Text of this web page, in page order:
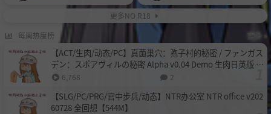
更多NO R18
每周热度榜
更多 »
【ACT/生肉/动态/PC】真菌巢穴：孢子村的秘密 / ファンガス
デン：スポアヴィルの秘密 Alpha v0.04 Demo 生肉日英版 2
6.08.01更新【717M】
6,768 2
【SLG/PC/PRG/官中步兵/动态】NTR办公室 NTR office v202
60728 全回想【544M】